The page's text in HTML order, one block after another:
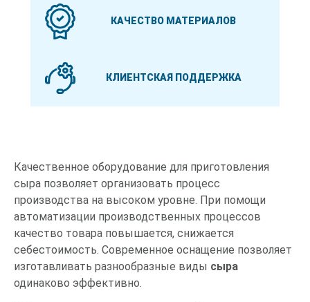
КАЧЕСТВО МАТЕРИАЛОВ
КЛИЕНТСКАЯ ПОДДЕРЖКА
Качественное оборудование для приготовления
сыра позволяет организовать процесс
производства на высоком уровне. При помощи
автоматизации производственных процессов
качество товара повышается, снижается
себестоимость. Современное оснащение позволяет
изготавливать разнообразные виды сыра
одинаково эффективно.